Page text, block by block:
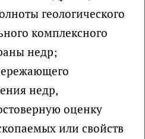
геологического
комплексного
недр;
недр,
оценку
или свойств